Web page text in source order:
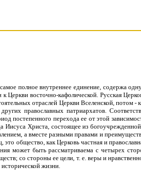
полное внутреннее единение, содержа
восточно-кафолической. Русская
отраслей Церкви Вселенской, потом -
православных патриархатов.
постепенного перехода ее от этой
Иисуса Христа, состоящее из
а вместе разными правами и
общество, как Церковь частная и
может быть рассматриваема с четырех
со стороны ее цели, т. е. веры и
жизни.